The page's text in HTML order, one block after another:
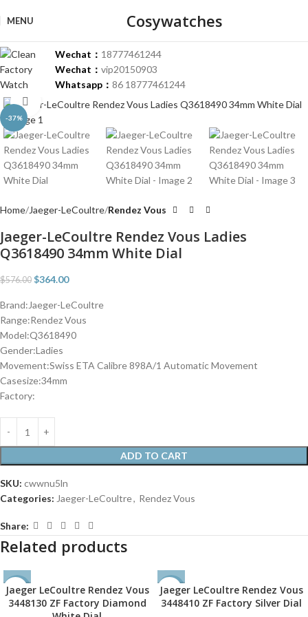
MENU Cosywatches
Wechat： 18777461244
Wechat： vip20150903
Whatsapp： 86 18777461244
-37%
Click to enlarge
Home Jaeger-LeCoultre Rendez Vous
Jaeger-LeCoultre Rendez Vous Ladies
Q3618490 34mm White Dial
$576.00 $364.00
Brand:Jaeger-LeCoultre
Range:Rendez Vous
Model:Q3618490
Gender:Ladies
Movement:Swiss ETA Calibre 898A/1 Automatic Movement
Casesize:34mm
Factory:
ADD TO CART
SKU: cwwnu5ln
Categories: Jaeger-LeCoultre, Rendez Vous
Share:
Related products
-36%
Jaeger LeCoultre Rendez Vous
3448130 ZF Factory Diamond
-36%
Jaeger LeCoultre Rendez Vous
3448410 ZF Factory Silver Dial